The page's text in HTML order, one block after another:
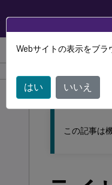
このコンテンツは
ライセンス
この記事は
Webサイトの表示をブラ
はい いいえ